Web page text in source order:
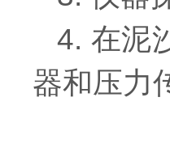
4. 在泥
器和压力